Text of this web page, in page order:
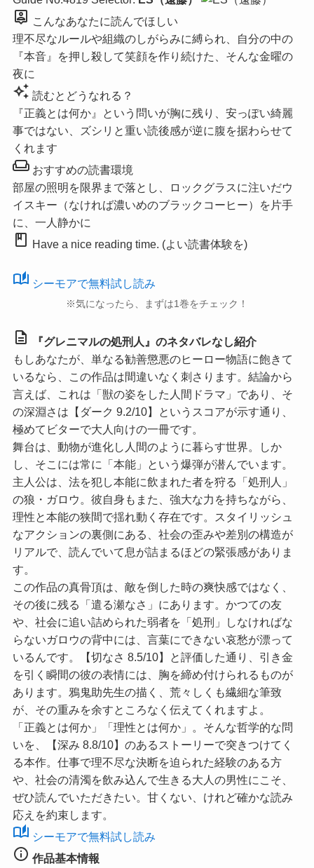
person_pin
こんなあなたに読んでほしい
理不尽なルールや組織のしがらみに縛られ、自分の中の
『本音』を押し殺して笑顔を作り続けた、そんな金曜の
夜に
auto_awesome 読むとどうなれる？
『正義とは何か』という問いが胸に残り、安っぽい綺麗
事ではない、ズシリと重い読後感が逆に腹を据わらせて
くれます
weekendおすすめの読書環境
部屋の照明を限界まで落とし、ロックグラスに注いだウ
イスキー（なければ濃いめのブラックコーヒー）を片手
に、一人静かに
book Have a nice reading time. (よい読書体験を)
auto_stories シーモアで無料試し読み
※気になったら、まずは1巻をチェック！
description
『グレニマルの処刑人』のネタバレなし紹介
もしあなたが、単なる勧善懲悪のヒーロー物語に飽きて
いるなら、この作品は間違いなく刺さります。結論から
言えば、これは「獣の姿をした人間ドラマ」であり、そ
の深淵さは【ダーク 9.2/10】というスコアが示す通り、
極めてビターで大人向けの一冊です。
舞台は、動物が進化し人間のように暮らす世界。しか
し、そこには常に「本能」という爆弾が潜んでいます。
主人公は、法を犯し本能に飲まれた者を狩る「処刑人」
の狼・ガロウ。彼自身もまた、強大な力を持ちながら、
理性と本能の狭間で揺れ動く存在です。スタイリッシュ
なアクションの裏側にある、社会の歪みや差別の構造が
リアルで、読んでいて息が詰まるほどの緊張感がありま
す。
この作品の真骨頂は、敵を倒した時の爽快感ではなく、
その後に残る「遣る瀬なさ」にあります。かつての友
や、社会に追い詰められた弱者を「処刑」しなければな
らないガロウの背中には、言葉にできない哀愁が漂って
いるんです。【切なさ 8.5/10】と評価した通り、引き金
を引く瞬間の彼の表情には、胸を締め付けられるものが
あります。鴉鬼助先生の描く、荒々しくも繊細な筆致
が、その重みを余すところなく伝えてくれますよ。
「正義とは何か」「理性とは何か」。そんな哲学的な問
いを、【深み 8.8/10】のあるストーリーで突きつけてく
る本作。仕事で理不尽な決断を迫られた経験のある方
や、社会の清濁を飲み込んで生きる大人の男性にこそ、
ぜひ読んでいただきたい。甘くない、けれど確かな読み
応えを約束します。
auto_stories シーモアで無料試し読み
info 作品基本情報